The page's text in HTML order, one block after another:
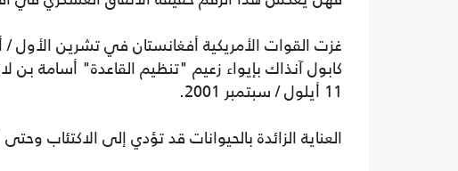
كابول آنذاك بإيواء زعيم "تنظيم القاعدة" أسامة
11 أيلول / سبتمبر 2001.
العناية الزائدة بالحيوانات قد تؤدي إلى الاكتئاب وحتى